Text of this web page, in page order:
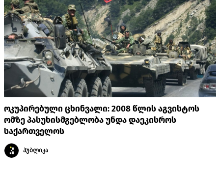
ოკუპირებული ცხინვალი: 2008 წლის აგვისტოს
ომზე პასუხისმგებლობა უნდა დაეკისროს
საქართველოს
პუბლიკა